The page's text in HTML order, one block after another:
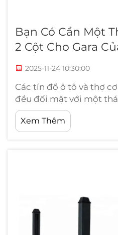
Bạn Có Cần Một
2 Cột Cho Gara
2025-11-24 10:30:00
Các tín đồ ô tô và thợ
đều đối mặt với một
làm việc trên xe: tiếp
toàn và hiệu quả. Các
thống như kích sàn và
Xem Thêm